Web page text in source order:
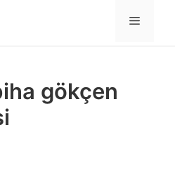
MENÜ
gökçen